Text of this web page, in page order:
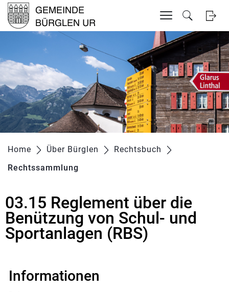
zur Startseite
Direkt zur Hauptnavigation
Direkt zum Inhalt
Direkt zur Suche
Direkt zum Stichwortverzeichnis
Kopfzeile
Inhalt
Home Über Bürglen
Rechtsbuch
Rechtssammlung
03.15 Reglement über die
Benützung von Schul- und
Sportanlagen (RBS)
Informationen
Zugehörige Objekte